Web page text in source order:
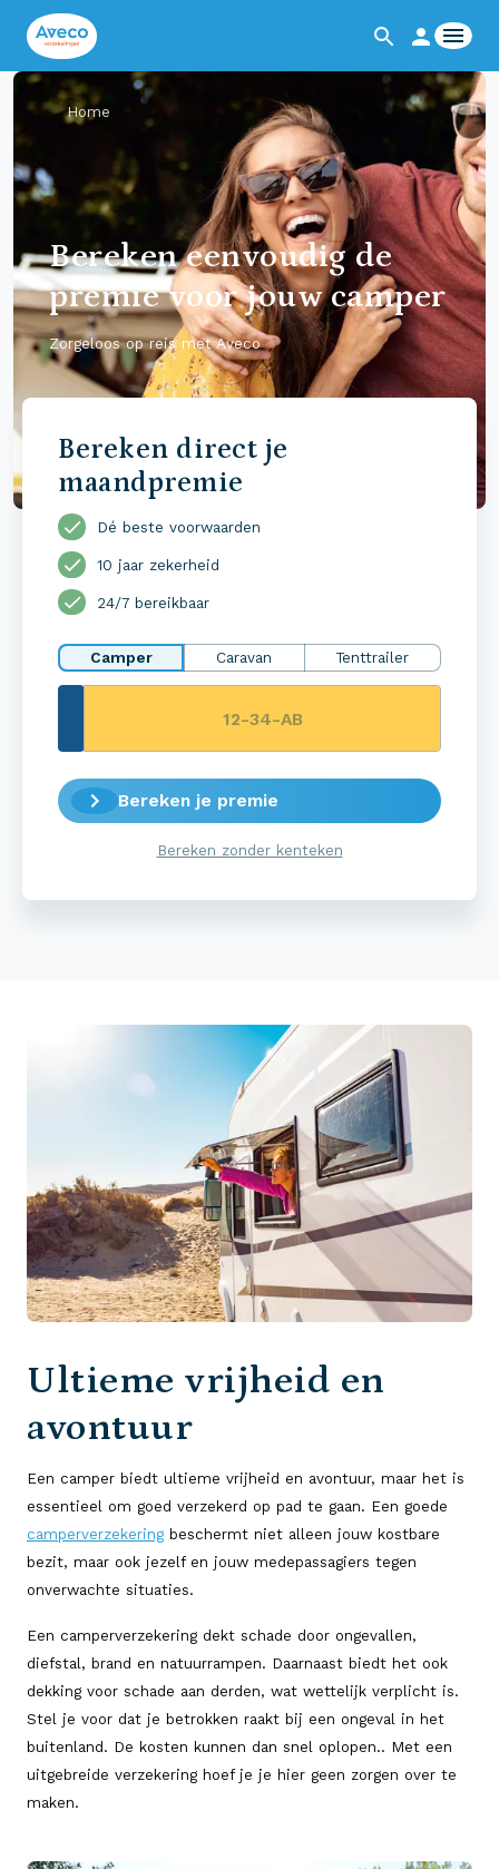
Home
Bereken eenvoudig de
premie voor jouw camper
Zorgeloos op reis met Aveco
Bereken direct je
maandpremie
Dé beste voorwaarden
10 jaar zekerheid
24/7 bereikbaar
Camper Caravan Tenttrailer
Bereken je premie
Bereken zonder kenteken
Ultieme vrijheid en
avontuur
Een camper biedt ultieme vrijheid en avontuur, maar het is
essentieel om goed verzekerd op pad te gaan. Een goede
camperverzekering beschermt niet alleen jouw kostbare
bezit, maar ook jezelf en jouw medepassagiers tegen
onverwachte situaties.
Een camperverzekering dekt schade door ongevallen,
diefstal, brand en natuurrampen. Daarnaast biedt het ook
dekking voor schade aan derden, wat wettelijk verplicht is.
Stel je voor dat je betrokken raakt bij een ongeval in het
buitenland. De kosten kunnen dan snel oplopen.. Met een
uitgebreide verzekering hoef je je hier geen zorgen over te
maken.